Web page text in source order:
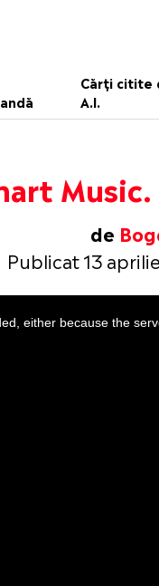
Cărți citite
A.I.
de
Publicat 13
either because the